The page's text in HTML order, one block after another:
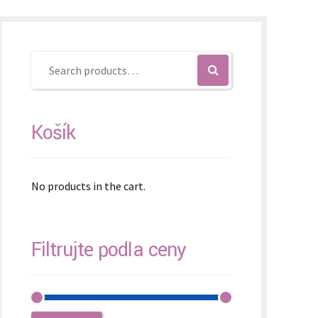
Košík
No products in the cart.
Filtrujte podľa ceny